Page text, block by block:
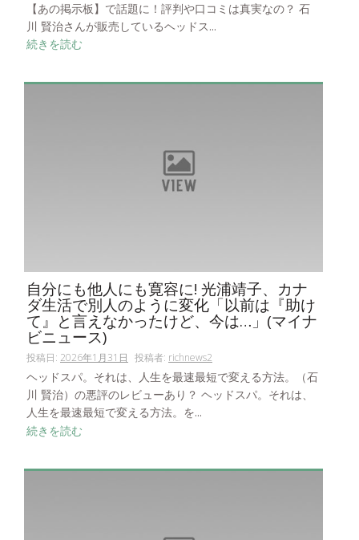
【あの掲示板】で話題に！評判や口コミは真実なの？ 石
川 賢治さんが販売しているヘッドス...
続きを読む
自分にも他人にも寛容に! 光浦靖子、カナ
ダ生活で別人のように変化「以前は『助け
て』と言えなかったけど、今は…」(マイナ
ビニュース)
投稿日: 2026年1月31日 投稿者: richnews2
ヘッドスパ。それは、人生を最速最短で変える方法。（石
川 賢治）の悪評のレビューあり？ ヘッドスパ。それは、
人生を最速最短で変える方法。を...
続きを読む